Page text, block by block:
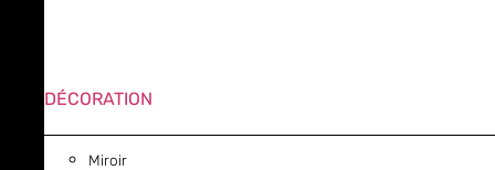
DÉCORATION
Miroir